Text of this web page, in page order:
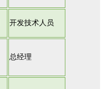
开发技术人员
总经理